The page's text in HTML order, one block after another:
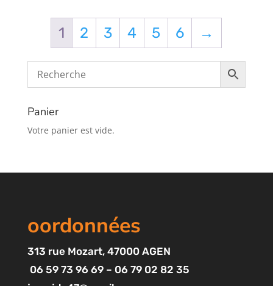
1 2 3 4 5 6 →
Panier
Votre panier est vide.
oordonnées
313 rue Mozart, 47000 AGEN
06 59 73 96 69 – 06 79 02 82 35